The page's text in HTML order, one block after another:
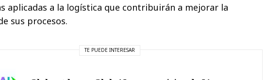
aplicadas a la logística que contribuirán a mejorar la
sus procesos.
TE PUEDE INTERESAR